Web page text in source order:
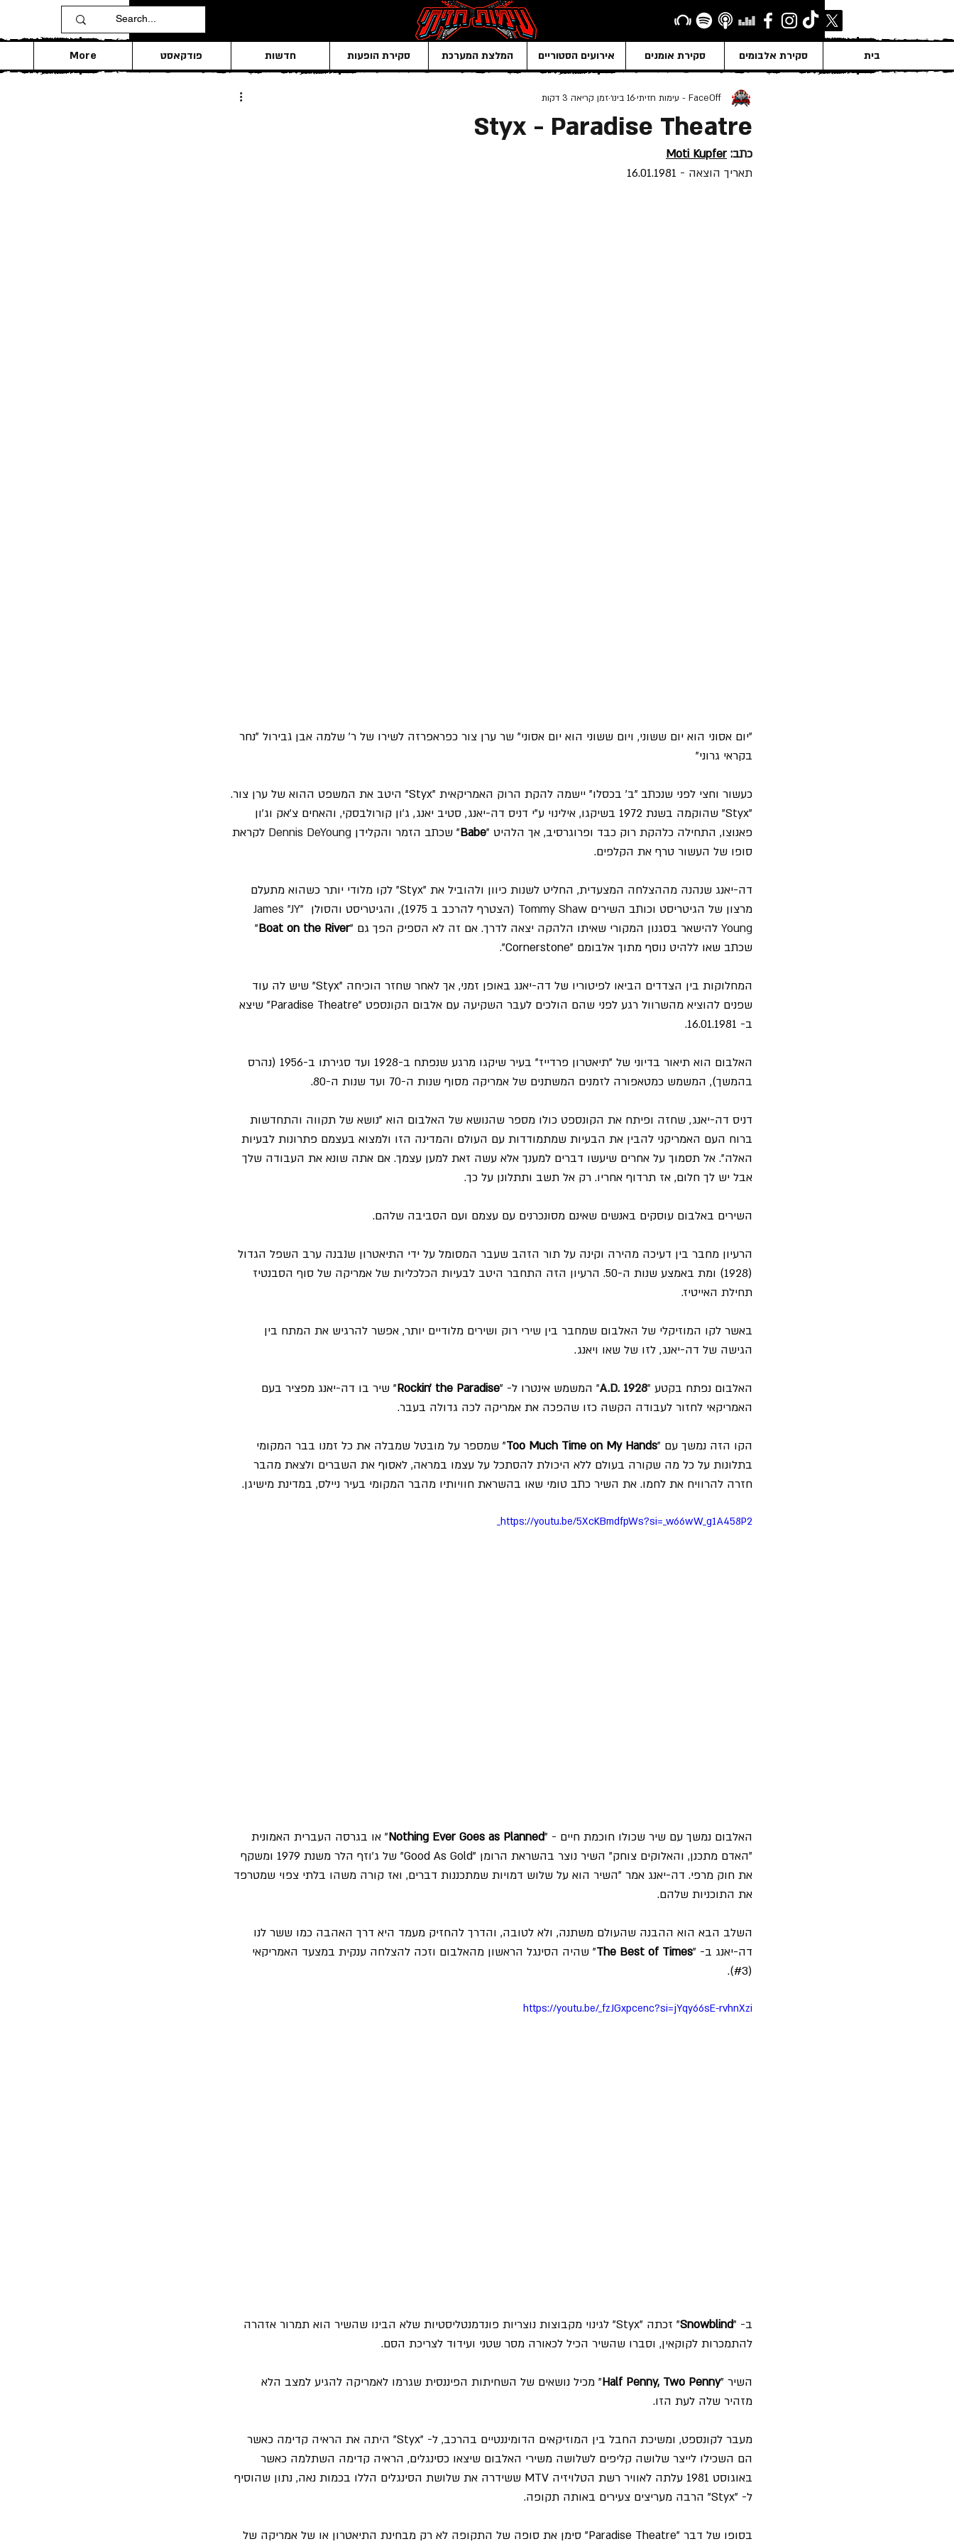
בית סקירת אלבומים סקירת אומנים אירועים הסטוריים המלצת המערכת סקירת הופעות חדשות פודקאסט More
Styx - Paradise Theatre
FaceOff - עימות חזיתי 16 בינו׳ זמן קריאה 3 דקות
כתב: Moti Kupfer
תאריך הוצאה - 16.01.1981
"יום אסוני הוא יום ששוני, ויום ששוני הוא יום אסוני" שר ערן צור כפראפרזה לשירו של ר' שלמה אבן גבירול "נחר
בקראי גרוני"
כעשור וחצי לפני שנכתב "ב' בכסלו" יישמה להקת הרוק האמריקאית "Styx" היטב את המשפט ההוא של ערן צור.
"Styx" שהוקמה בשנת 1972 בשיקגו, אילינוי ע"י דניס דה-יאנג, סטיב יאנג, ג'ון קורולבסקי, והאחים צ'אק וג'ון
פאנוצו, התחילה כלהקת רוק כבד ופרוגרסיב, אך הלהיט "Babe" שכתב הזמר והקלידן Dennis DeYoung לקראת
סופו של העשור טרף את הקלפים.
דה-יאנג שנהנה מההצלחה המצעדית, החליט לשנות כיוון ולהוביל את "Styx" לקו מלודי יותר כשהוא מתעלם
מרצון של הגיטריסט וכותב השירים Tommy Shaw (הצטרף להרכב ב 1975), והגיטריסט והסולן
James "JY"
Young להישאר בסגנון המקורי שאיתו הלהקה יצאה לדרך. אם זה לא הספיק הפך גם "Boat on the River
"
שכתב שאו ללהיט נוסף מתוך אלבומם "Cornerstone".
המחלוקות בין הצדדים הביאו לפיטוריו של דה-יאנג באופן זמני, אך לאחר שחזר הוכיחה "Styx" שיש לה עוד
שפנים להוציא מהשרוול רגע לפני שהם הולכים לעבר השקיעה עם אלבום הקונספט "Paradise Theatre" שיצא
ב- 16.01.1981.
האלבום הוא תיאור בדיוני של "תיאטרון פרדייז" בעיר שיקגו מרגע שנפתח ב-1928 ועד סגירתו ב-1956 (נהרס
בהמשך), המשמש כמטאפורה לזמנים המשתנים של אמריקה מסוף שנות ה-70 ועד שנות ה-80.
דניס דה-יאנג, שחזה ופיתח את הקונספט כולו מספר שהנושא של האלבום הוא "נושא של תקווה והתחדשות
ברוח העם האמריקני להבין את הבעיות שמתמודדות עם העולם והמדינה הזו ולמצוא בעצמם פתרונות לבעיות
האלה". אל תסמוך על אחרים שיעשו דברים למענך אלא עשה זאת למען עצמך. אם אתה שונא את העבודה שלך
אבל יש לך חלום, אז תרדוף אחריו. רק אל תשב ותתלונן על כך.
השירים באלבום עוסקים באנשים שאינם מסונכרנים עם עצמם ועם הסביבה שלהם.
הרעיון מחבר בין דעיכה מהירה וקינה על תור הזהב שעבר המסומל על ידי התיאטרון שנבנה ערב השפל הגדול
(1928) ומת באמצע שנות ה-50. הרעיון הזה התחבר היטב לבעיות הכלכליות של אמריקה של סוף הסבנטיז
תחילת האייטיז.
באשר לקו המוזיקלי של האלבום שמחבר בין שירי רוק ושירים מלודיים יותר, אפשר להרגיש את המתח בין
הגישה של דה-יאנג, לזו של שאו ויאנג.
האלבום נפתח בקטע "
A.D. 1928
" המשמש אינטרו ל- "Rockin' the Paradise" שיר בו דה-יאנג מפציר בעם
האמריקאי לחזור לעבודה הקשה כזו שהפכה את אמריקה לכה גדולה בעבר.
הקו הזה נמשך עם "Too Much Time on My Hands" שמספר על מובטל שמבלה את כל זמנו בבר המקומי
בתלונות על כל מה שקורה בעולם ללא היכולת להסתכל על עצמו במראה, לאסוף את השברים ולצאת מהבר
חזרה להרוויח את לחמו. את השיר כתב טומי שאו בהשראת חוויותיו מהבר המקומי בעיר ניילס, במדינת מישיגן.
https://youtu.be/5XcKBmdfpWs?si=_w66wW_g1A458P2_
האלבום נמשך עם שיר שכולו חוכמת חיים - "Nothing Ever Goes as Planned" או בגרסה העברית האמונית
"האדם מתכנן, והאלוקים צוחק" השיר נוצר בהשראת הרומן "Good As Gold" של ג'וזף הלר משנת 1979 ומשקף
את חוק מרפי. דה-יאנג אמר "השיר הוא על שלוש דמויות שמתכננות דברים, ואז קורה משהו בלתי צפוי שמטרפד
את התוכניות שלהם.
השלב הבא הוא ההבנה שהעולם משתנה, ולא לטובה, והדרך להחזיק מעמד היא דרך האהבה כמו ששר לנו
דה-יאנג ב- "The Best of Times" שהיה הסינגל הראשון מהאלבום וזכה להצלחה ענקית במצעד האמריקאי
(#3).
https://youtu.be/_fzJGxpcenc?si=jYqy66sE-rvhnXzi
ב- "Snowblind
" זכתה "Styx" לגינוי מקבוצות נוצריות פונדמנטליסטיות שלא הבינו שהשיר הוא תמרור אזהרה
להתמכרות לקוקאין, וסברו שהשיר הכיל לכאורה מסר שטני ועידוד לצריכת הסם.
השיר "Half Penny, Two Penny" מכיל נושאים של השחיתות הפיננסית שגרמו לאמריקה להגיע למצב הלא
מזהיר שלה לעת הזו.
מעבר לקונספט, ומשיכת החבל בין המוזיקאים הדומיננטיים בהרכב, ל- "Styx" היתה את הראיה קדימה כאשר
הם השכילו לייצר שלושה קליפים לשלושה משירי האלבום שיצאו כסינגלים, הראיה קדימה השתלמה כאשר
באוגוסט 1981 עלתה לאוויר רשת הטלויזיה MTV ששידרה את שלושת הסינגלים הללו בכמות נאה, נתון שהוסיף
ל- "Styx" הרבה מעריצים צעירים באותה תקופה.
בסופו של דבר "Paradise Theatre" סימן את סופה של התקופה לא רק מבחינת התיאטרון או של אמריקה של